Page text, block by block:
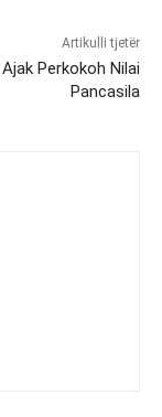
Artikulli tjetër
Perkokoh Nilai
Pancasila